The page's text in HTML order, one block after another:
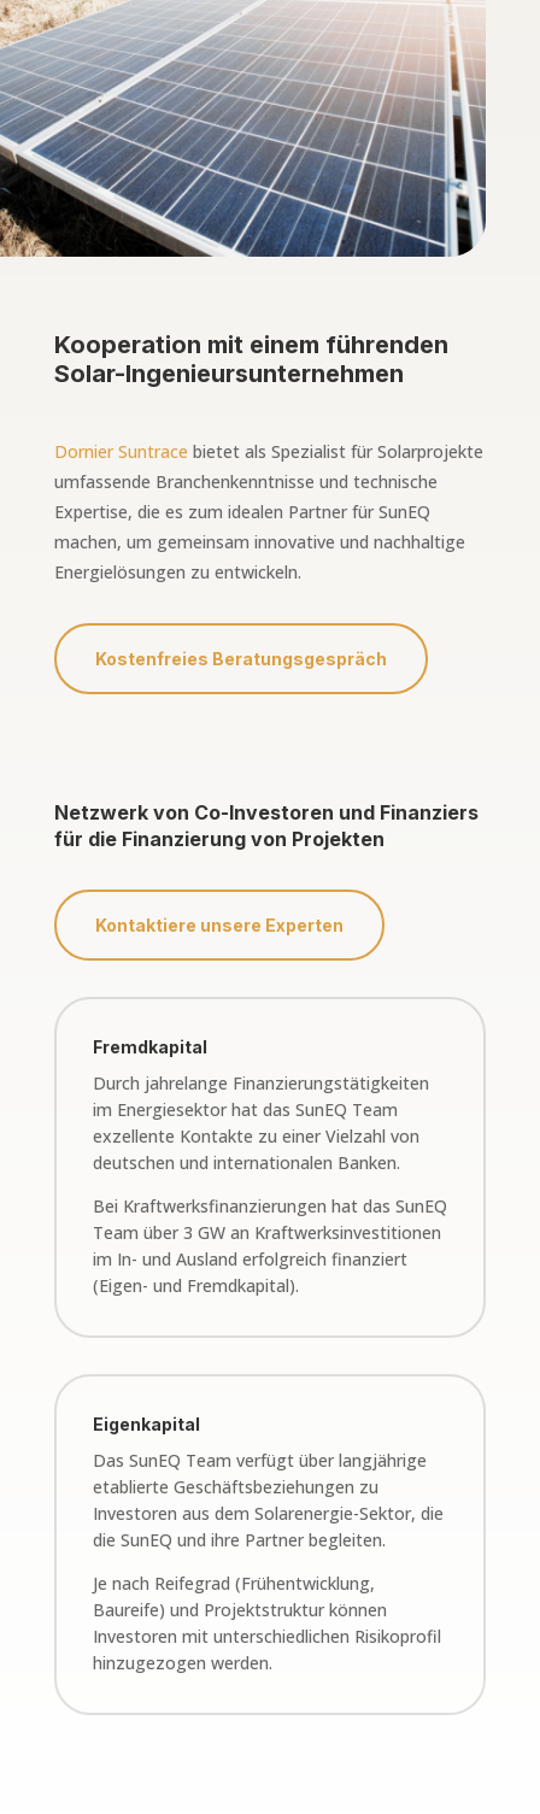
Kooperation mit einem führenden
Solar-Ingenieursunternehmen
Dornier Suntrace bietet als Spezialist für Solarprojekte
umfassende Branchenkenntnisse und technische
Expertise, die es zum idealen Partner für SunEQ
machen, um gemeinsam innovative und nachhaltige
Energielösungen zu entwickeln.
Kostenfreies Beratungsgespräch
Netzwerk von Co-Investoren und Finanziers
für die Finanzierung von Projekten
Kontaktiere unsere Experten
Fremdkapital
Durch jahrelange Finanzierungstätigkeiten
im Energiesektor hat das SunEQ Team
exzellente Kontakte zu einer Vielzahl von
deutschen und internationalen Banken.
Bei Kraftwerksfinanzierungen hat das SunEQ
Team über 3 GW an Kraftwerksinvestitionen
im In- und Ausland erfolgreich finanziert
(Eigen- und Fremdkapital).
Eigenkapital
Das SunEQ Team verfügt über langjährige
etablierte Geschäftsbeziehungen zu
Investoren aus dem Solarenergie-Sektor, die
die SunEQ und ihre Partner begleiten.
Je nach Reifegrad (Frühentwicklung,
Baureife) und Projektstruktur können
Investoren mit unterschiedlichen Risikoprofil
hinzugezogen werden.